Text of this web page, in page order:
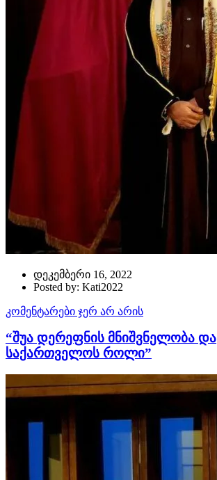
დეკემბერი 16, 2022
Posted by: Kati2022
კომენტარები ჯერ არ არის
“შუა დერეფნის მნიშვნელობა და
საქართველოს როლი”